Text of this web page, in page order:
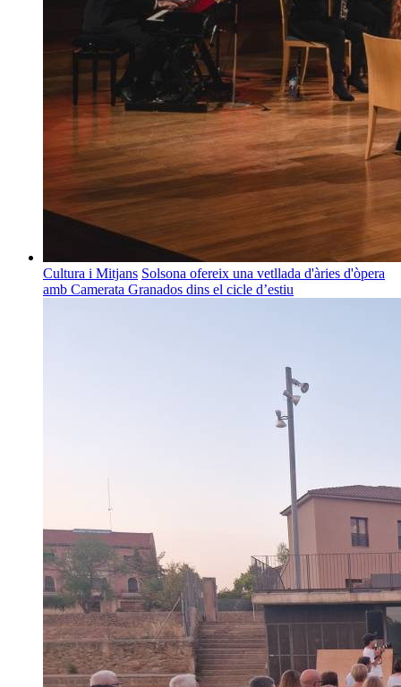
Cultura i Mitjans Solsona ofereix una vetllada d'àries d'òpera
amb Camerata Granados dins el cicle d’estiu